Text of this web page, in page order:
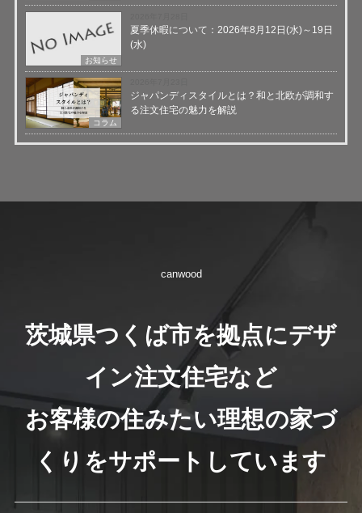
お知らせ
夏季休暇について：2026年8月12日(水)～19日
(水)
コラム
ジャパンディスタイルとは？和と北欧が調和す
る注文住宅の魅力を解説
canwood
茨城県つくば市を拠点にデザ
イン注文住宅など
お客様の住みたい理想の家づ
くりをサポートしています